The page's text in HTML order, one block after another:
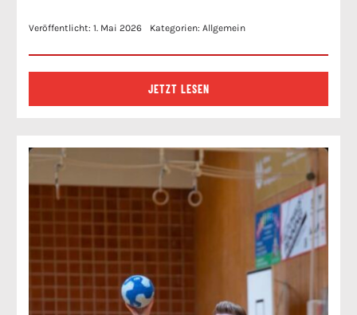
Veröffentlicht: 1. Mai 2026 Kategorien: Allgemein
JETZT LESEN